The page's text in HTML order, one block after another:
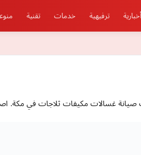
أخبارية ترفيهية خدمات تقنية
صيانة غسالات مكيفات ثلاجات في مكة.